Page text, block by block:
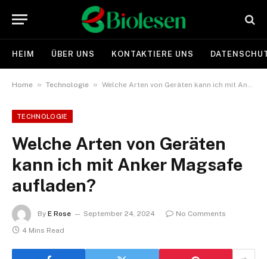
HEIM ÜBER UNS KONTAKTIERE UNS
Home » Technologie » Welche Arten von Geräten kann ich mit Anker Magsafe aufladen?
TECHNOLOGIE
Welche Arten von Geräten
kann ich mit Anker Magsafe
aufladen?
By E Rose September 24, 2024
No Comments
4 Mins Read